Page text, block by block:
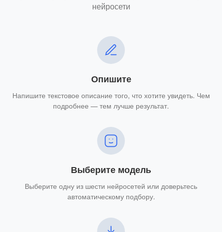
нейросети
Опишите
Напишите текстовое описание того, что хотите увидеть. Чем
подробнее — тем лучше результат.
Выберите модель
Выберите одну из шести нейросетей или доверьтесь
автоматическому подбору.